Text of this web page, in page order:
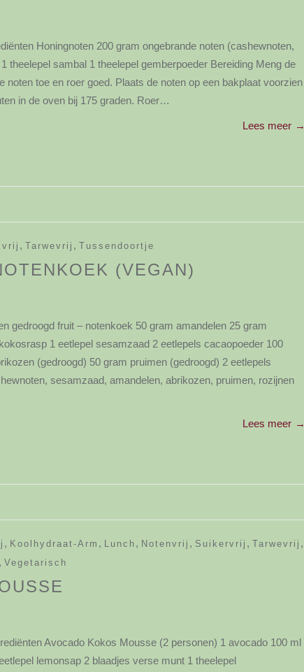
Honingnoten 200 gram ongebrande noten (cashewnoten,
theelepel sambal 1 theelepel gemberpoeder Bereiding Meng de
noten toe en roer goed. Plaats de noten op een bakplaat voorzien
in de oven bij 175 graden. Roer…
Lees meer →
, Tarwevrij , Tussendoortje
(VEGAN)
gedroogd fruit – notenkoek 50 gram amandelen 25 gram
1 eetlepel sesamzaad 2 eetlepels cacaopoeder 100
(gedroogd) 50 gram pruimen (gedroogd) 2 eetlepels
sesamzaad, amandelen, abrikozen, pruimen, rozijnen
Lees meer →
, Koolhydraat-Arm , Lunch , Notenvrij , Suikervrij , Tarwevrij ,
, Vegetarisch
Avocado Kokos Mousse (2 personen) 1 avocado 100 ml
lemonsap 2 blaadjes verse munt 1 theelepel